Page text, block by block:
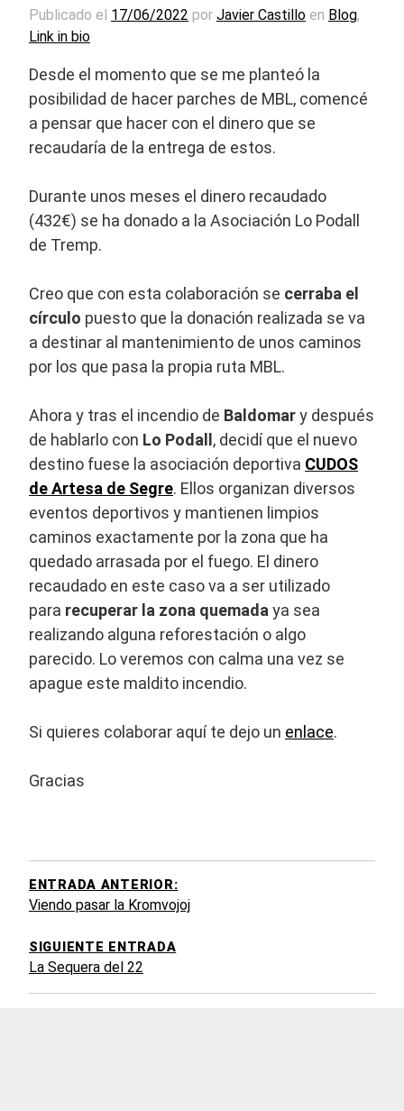
Publicado el 17/06/2022 por Javier Castillo en Blog,
Link in bio
Desde el momento que se me planteó la
posibilidad de hacer parches de MBL, comencé
a pensar que hacer con el dinero que se
recaudaría de la entrega de estos.
Durante unos meses el dinero recaudado
(432€) se ha donado a la Asociación Lo Podall
de Tremp.
Creo que con esta colaboración se cerraba el
círculo puesto que la donación realizada se va
a destinar al mantenimiento de unos caminos
por los que pasa la propia ruta MBL.
Ahora y tras el incendio de Baldomary después
de hablarlo con Lo Podall , decidí que el nuevo
destino fuese la asociación deportiva CUDOS
de Artesa de Segre. Ellos organizan diversos
eventos deportivos y mantienen limpios
caminos exactamente por la zona que ha
quedado arrasada por el fuego. El dinero
recaudado en este caso va a ser utilizado
para recuperar la zona quemadaya sea
realizando alguna reforestación o algo
parecido. Lo veremos con calma una vez se
apague este maldito incendio.
Si quieres colaborar aquí te dejo un enlace.
Gracias
ENTRADA ANTERIOR:
Viendo pasar la Kromvojoj
SIGUIENTE ENTRADA
La Sequera del 22